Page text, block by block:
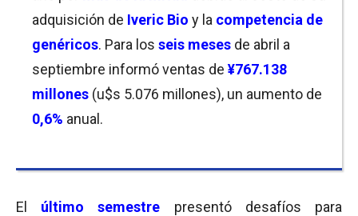
adquisición de Iveric Bio y la competencia de
genéricos. Para los seis meses de abril a
septiembre informó ventas de ¥767.138
millones (u$s 5.076 millones), un aumento de
0,6% anual.
El último semestre
presentó desafíos para